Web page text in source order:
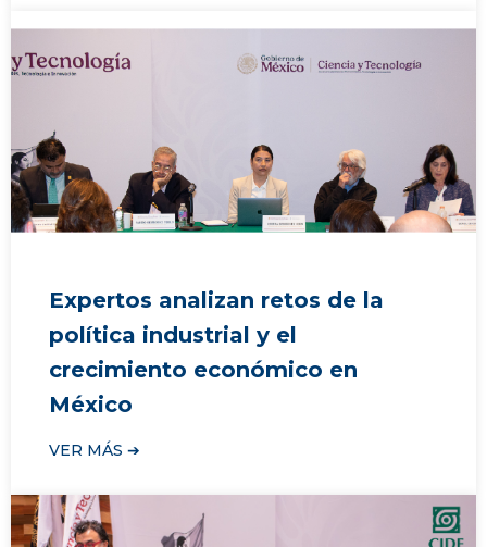
Expertos analizan retos de la
política industrial y el
crecimiento económico en
México
VER MÁS ➔